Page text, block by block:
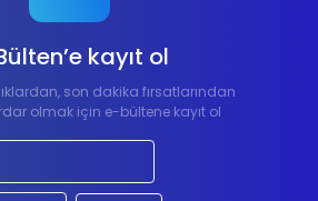
kayıt ol
son dakika fırsatlarından
olmak için e-bültene kayıt ol